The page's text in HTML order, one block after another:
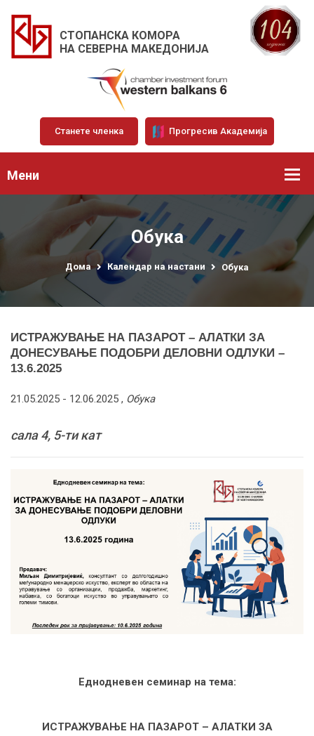
СТОПАНСКА КОМОРА
НА СЕВЕРНА МАКЕДОНИЈА
Станете членка Прогресив Академија
Мени
Обука
Дома Календар на настани Обука
ИСТРАЖУВАЊЕ НА ПАЗАРОТ – АЛАТКИ ЗА
ДОНЕСУВАЊЕ ПОДОБРИ ДЕЛОВНИ ОДЛУКИ –
13.6.2025
21.05.2025 - 12.06.2025 , Обука
сала 4, 5-ти кат
Еднодневен семинар на тема:
ИСТРАЖУВАЊЕ НА ПАЗАРОТ – АЛАТКИ ЗА